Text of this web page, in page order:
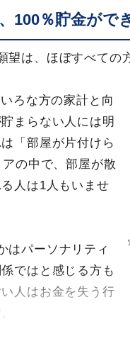
100％貯金がで
望は、ほぼすべての
ろな方の家計と向
まらない人には明
「部屋が片付けら
の中で、部屋が散
人は1人もいませ
はパーソナリティ
ではと感じる方も
人はお金を失う行